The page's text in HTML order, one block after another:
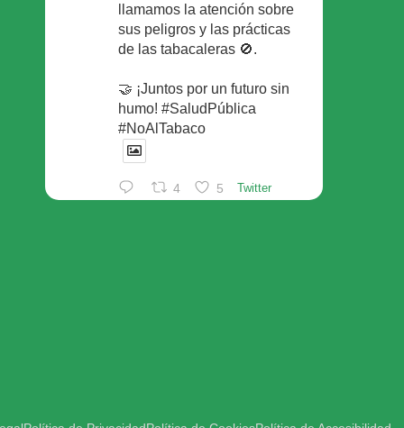
llamamos la atención sobre
sus peligros y las prácticas
de las tabacaleras 🚫.
🤝 ¡Juntos por un futuro sin
humo! #SaludPública
#NoAlTabaco
4 5 Twitter